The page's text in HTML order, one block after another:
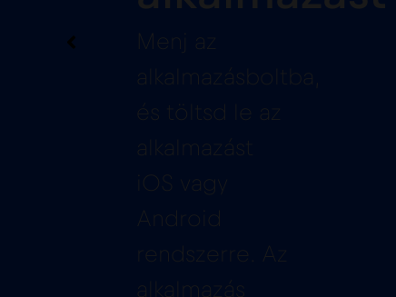
Menj az
alkalmazásboltba,
és töltsd le az
alkalmazást
iOS vagy
Android
rendszerre. Az
alkalmazás